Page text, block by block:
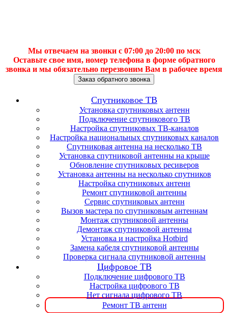
Мы отвечаем на звонки с 07:00 до 20:00 по мск
Оставьте свое имя, номер телефона в форме обратного
звонка и мы обязательно перезвоним Вам в рабочее время
Заказ обратного звонка
Спутниковое ТВ
Установка спутниковых антенн
Подключение спутникового ТВ
Настройка спутниковых ТВ-каналов
Настройка национальных спутниковых каналов
Спутниковая антенна на несколько ТВ
Установка спутниковой антенны на крыше
Обновление спутниковых ресиверов
Установка антенны на несколько спутников
Настройка спутниковых антенн
Ремонт спутниковой антенны
Сервис спутниковых антенн
Вызов мастера по спутниковым антеннам
Монтаж спутниковой антенны
Демонтаж спутниковой антенны
Установка и настройка Hotbird
Замена кабеля спутниковой антенны
Проверка сигнала спутниковой антенны
Цифровое ТВ
Подключение цифрового ТВ
Настройка цифрового ТВ
Нет сигнала цифрового ТВ
Ремонт ТВ антенн